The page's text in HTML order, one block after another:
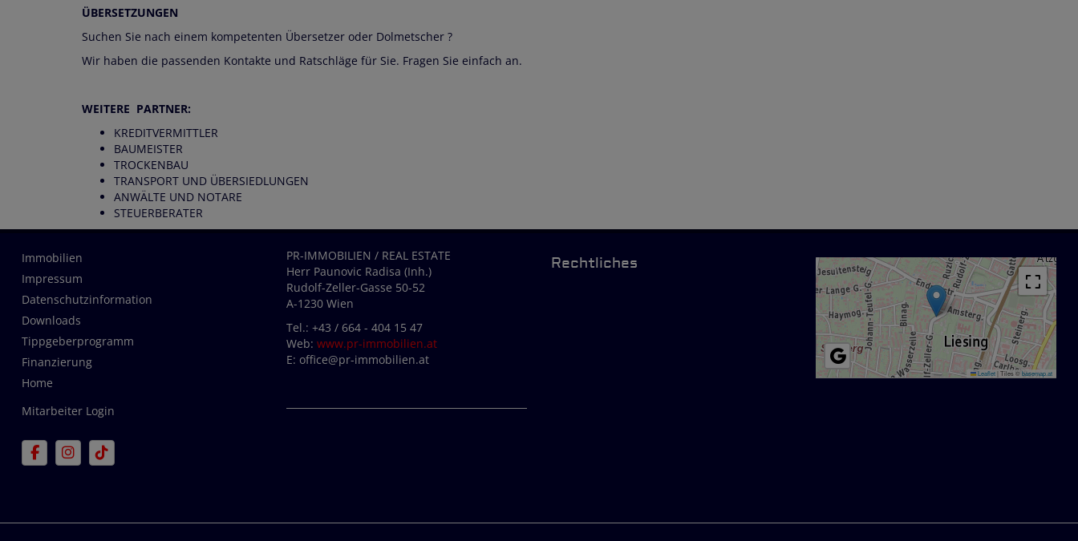
ÜBERSETZUNGEN
Suchen Sie nach einem kompetenten Übersetzer oder Dolmetscher ?
Wir haben die passenden Kontakte und Ratschläge für Sie. Fragen Sie einfach an.
WEITERE PARTNER:
KREDITVERMITTLER
BAUMEISTER
TROCKENBAU
TRANSPORT UND ÜBERSIEDLUNGEN
ANWÄLTE UND NOTARE
STEUERBERATER
Immobilien
Impressum
Datenschutzinformation
Downloads
Tippgeberprogramm
Finanzierung
Home
Mitarbeiter Login
PR-IMMOBILIEN / REAL ESTATE
Herr Paunovic Radisa (Inh.)
Rudolf-Zeller-Gasse 50-52
A-1230 Wien
Tel.: +43 / 664 - 404 15 47
Web: www.pr-immobilien.at
E: office@pr-immobilien.at
Rechtliches
Leaflet| Tiles ©basemap.at